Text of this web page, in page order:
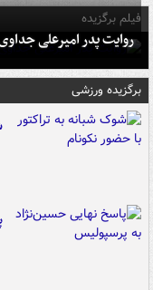
فیلم برگزیده
روایت پدر امیرعلی
برگزیده ورزشی